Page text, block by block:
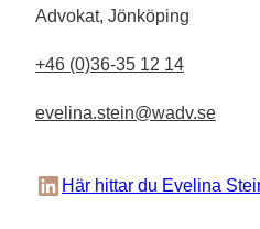
Advokat, Jönköping
+46 (0)36-35 12 14
evelina.stein@wadv.se
LinkedIn
Här hittar du Evelina